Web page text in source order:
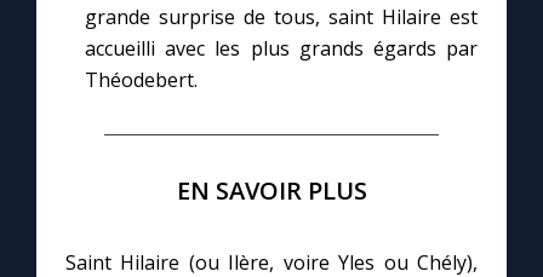
grande surprise de tous, saint Hilaire est
accueilli avec les plus grands égards par
Théodebert.
EN SAVOIR PLUS
Saint Hilaire (ou Ilère, voire Yles ou Chély),